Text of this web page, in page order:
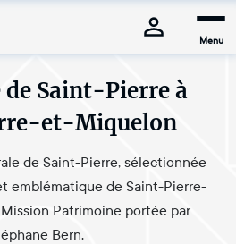
Menu
de Saint-Pierre à
et-Miquelon
de Saint-Pierre, sélectionnée
emblématique de Saint-Pierre-
Patrimoine portée par
Bern.